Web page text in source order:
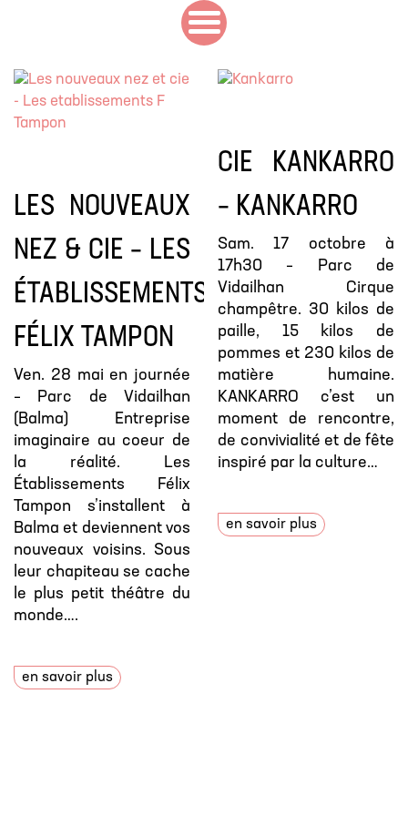
LES NOUVEAUX
NEZ & CIE – LES
ÉTABLISSEMENTS
FÉLIX TAMPON
Ven. 28 mai en journée
– Parc de Vidailhan
(Balma) Entreprise
imaginaire au coeur de
la réalité. Les
Établissements Félix
Tampon s’installent à
Balma et deviennent vos
nouveaux voisins. Sous
leur chapiteau se cache
le plus petit théâtre du
monde….
en savoir plus
CIE KANKARRO
– KANKARRO
Sam. 17 octobre à
17h30 – Parc de
Vidailhan Cirque
champêtre. 30 kilos de
paille, 15 kilos de
pommes et 230 kilos de
matière humaine.
KANKARRO c’est un
moment de rencontre,
de convivialité et de fête
inspiré par la culture…
en savoir plus